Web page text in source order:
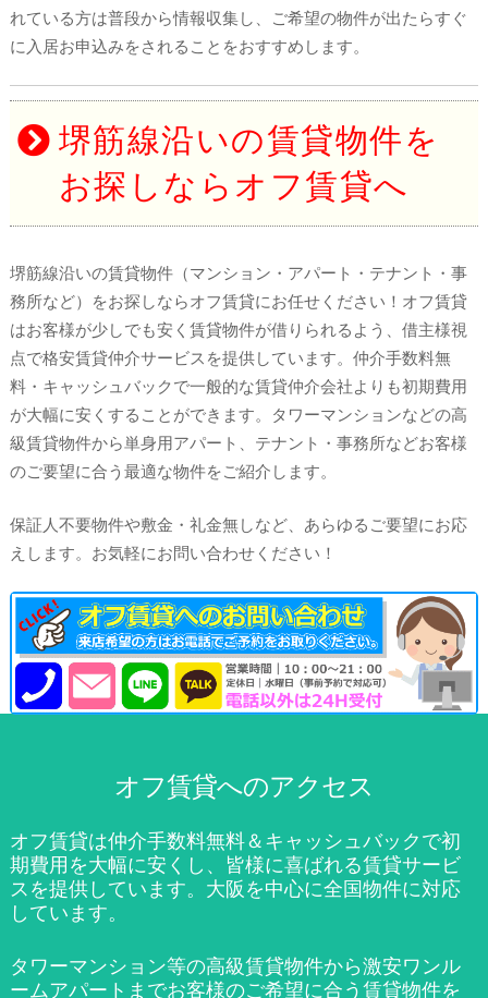
れている方は普段から情報収集し、ご希望の物件が出たらすぐ
に入居お申込みをされることをおすすめします。
堺筋線沿いの賃貸物件を
お探しならオフ賃貸へ
堺筋線沿いの賃貸物件（マンション・アパート・テナント・事
務所など）をお探しならオフ賃貸にお任せください！オフ賃貸
はお客様が少しでも安く賃貸物件が借りられるよう、借主様視
点で格安賃貸仲介サービスを提供しています。仲介手数料無
料・キャッシュバックで一般的な賃貸仲介会社よりも初期費用
が大幅に安くすることができます。タワーマンションなどの高
級賃貸物件から単身用アパート、テナント・事務所などお客様
のご要望に合う最適な物件をご紹介します。
保証人不要物件や敷金・礼金無しなど、あらゆるご要望にお応
えします。お気軽にお問い合わせください！
オフ賃貸へのアクセス
オフ賃貸は仲介手数料無料＆キャッシュバックで初
期費用を大幅に安くし、皆様に喜ばれる賃貸サービ
スを提供しています。大阪を中心に全国物件に対応
しています。
タワーマンション等の高級賃貸物件から激安ワンル
ームアパートまでお客様のご希望に合う賃貸物件を